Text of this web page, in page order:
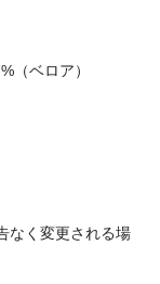
（ベロア）
なく変更される場